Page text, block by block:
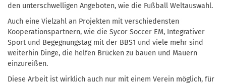
den unterschwelligen Angeboten, wie die Fußball Weltauswahl.
Auch eine Vielzahl an Projekten mit verschiedensten
Kooperationspartnern, wie die Sycor Soccer EM, Integrativer
Sport und Begegnungstag mit der BBS1 und viele mehr sind
weiterhin Dinge, die helfen Brücken zu bauen und Mauern
einzureißen.
Diese Arbeit ist wirklich auch nur mit einem Verein möglich, für